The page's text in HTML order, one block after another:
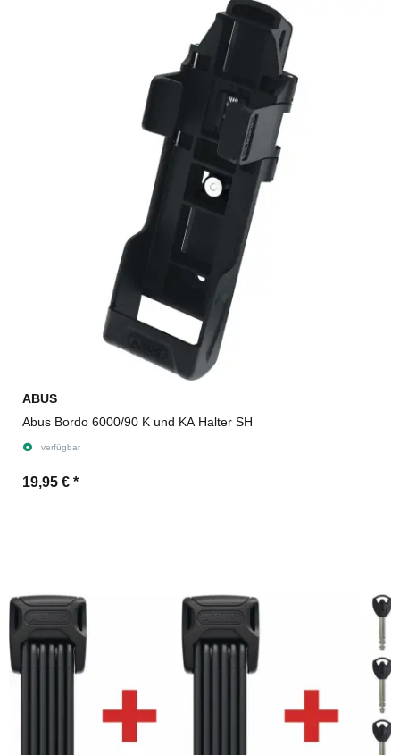
ABUS
Abus Bordo 6000/90 K und KA Halter SH
verfügbar
19,95 € *